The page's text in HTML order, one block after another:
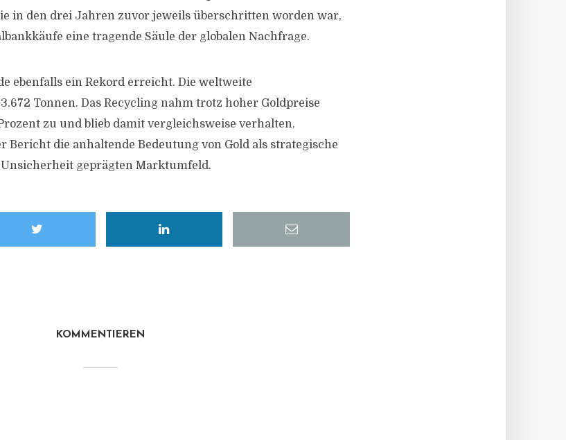
in den drei Jahren zuvor jeweils überschritten worden war,
eine tragende Säule der globalen Nachfrage.
ebenfalls ein Rekord erreicht. Die weltweite
Tonnen. Das Recycling nahm trotz hoher Goldpreise
zu und blieb damit vergleichsweise verhalten.
Bericht die anhaltende Bedeutung von Gold als strategische
geprägten Marktumfeld.
KOMMENTIEREN